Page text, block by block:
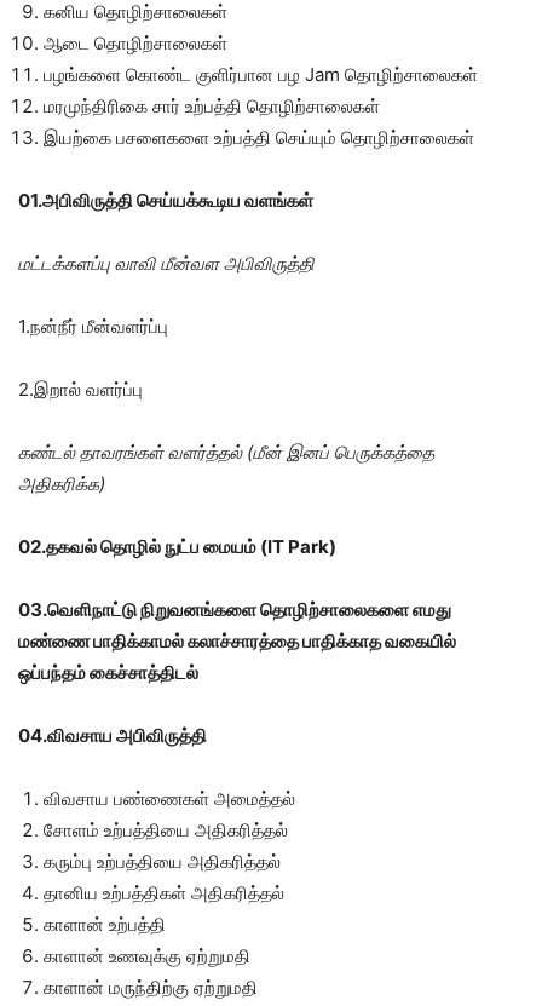
கனிய தொழிற்சாலைகள்
ஆடை தொழிற்சாலைகள்
பழங்களை கொண்ட குளிர்பான பழ Jam தொழிற்சாலைகள்
மரமுந்திரிகை சார் உற்பத்தி தொழிற்சாலைகள்
இயற்கை பசளைகளை உற்பத்தி செய்யும் தொழிற்சாலைகள்
01.அபிவிருத்தி செய்யக்கூடிய வளங்கள்
மட்டக்களப்பு வாவி மீன்வள அபிவிருத்தி
1.நன்நீர் மீன்வளர்ப்பு
2.இறால் வளர்ப்பு
கண்டல் தாவரங்கள் வளர்த்தல் (மீன் இனப் பெருக்கத்தை
அதிகரிக்க)
02.தகவல் தொழில் நுட்ப மையம் (IT Park)
03.வெளிநாட்டு நிறுவனங்களை தொழிற்சாலைகளை எமது
மண்ணை பாதிக்காமல் கலாச்சாரத்தை பாதிக்காத வகையில்
ஒப்பந்தம் கைச்சாத்திடல்
04.விவசாய அபிவிருத்தி
விவசாய பண்ணைகள் அமைத்தல்
சோளம் உற்பத்தியை அதிகரித்தல்
கரும்பு உற்பத்தியை அதிகரித்தல்
தானிய உற்பத்திகள் அதிகரித்தல்
காளான் உற்பத்தி
காளான் உணவுக்கு ஏற்றுமதி
காளான் மருந்திற்கு ஏற்றுமதி